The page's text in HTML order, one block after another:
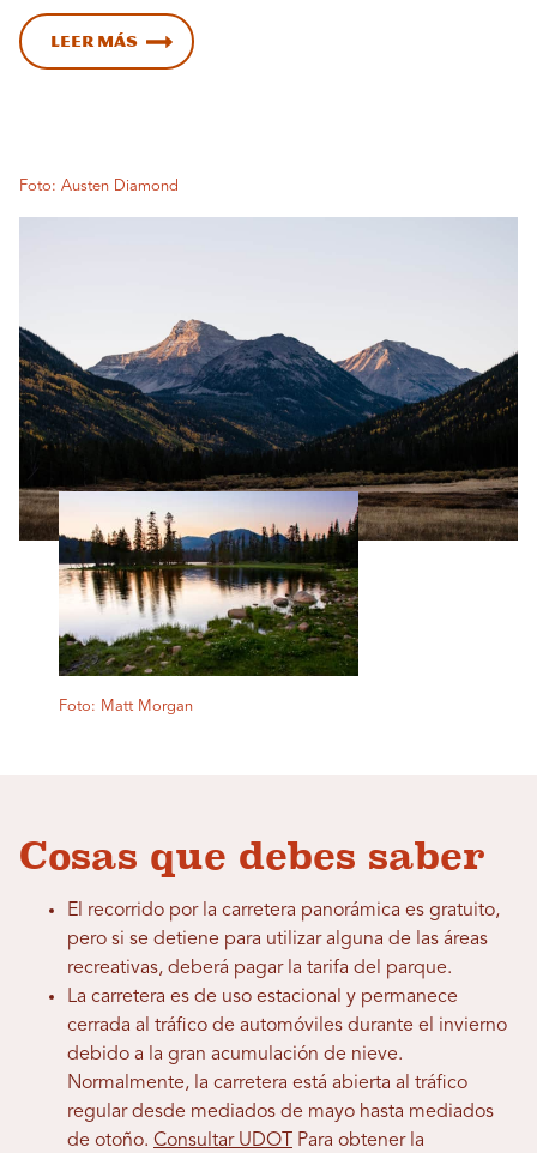
Leer más
Foto: Matt Morgan
Foto: Austen Diamond
Cosas que debes saber
El recorrido por la carretera panorámica es gratuito,
pero si se detiene para utilizar alguna de las áreas
recreativas, deberá pagar la tarifa del parque.
La carretera es de uso estacional y permanece
cerrada al tráfico de automóviles durante el invierno
debido a la gran acumulación de nieve.
Normalmente, la carretera está abierta al tráfico
regular desde mediados de mayo hasta mediados
de otoño. Consultar UDOT
Para obtener la